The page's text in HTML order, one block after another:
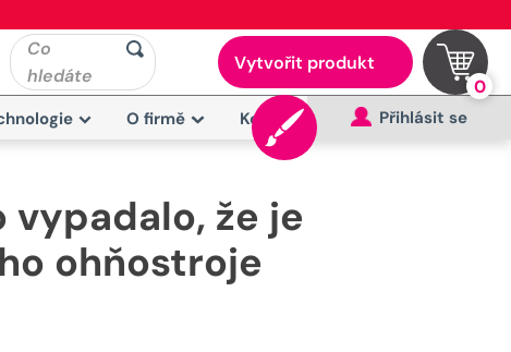
Co
hledáte
Vytvořit produkt
0
O firmě Kontakt Přihlásit se
že je
ohňostroje